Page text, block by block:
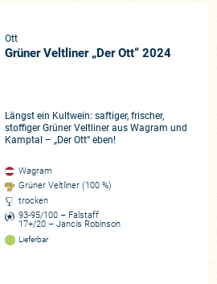
Ott
Grüner Veltliner „Der Ott“ 2024
Längst ein Kultwein: saftiger, frischer,
stoffiger Grüner Veltliner aus Wagram und
Kamptal – „Der Ott“ eben!
Wagram
Grüner Veltliner (100 %)
trocken
93-95/100 – Falstaff
17+/20 – Jancis Robinson
Lieferbar